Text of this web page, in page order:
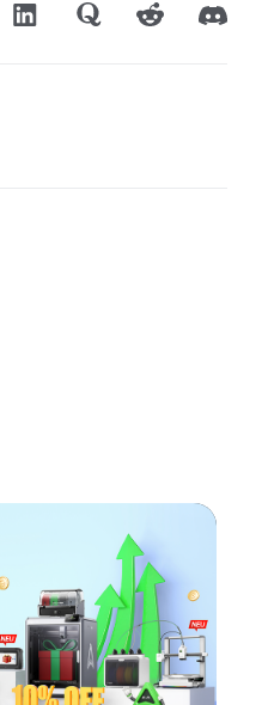
MIT
ZUFRIEDEN
6 7 8 9 10